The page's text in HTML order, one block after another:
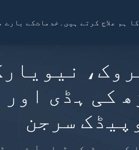
کے بارےخدمات ہم علاج کرتے ہیں۔
کی ہڈی اور
سرجن